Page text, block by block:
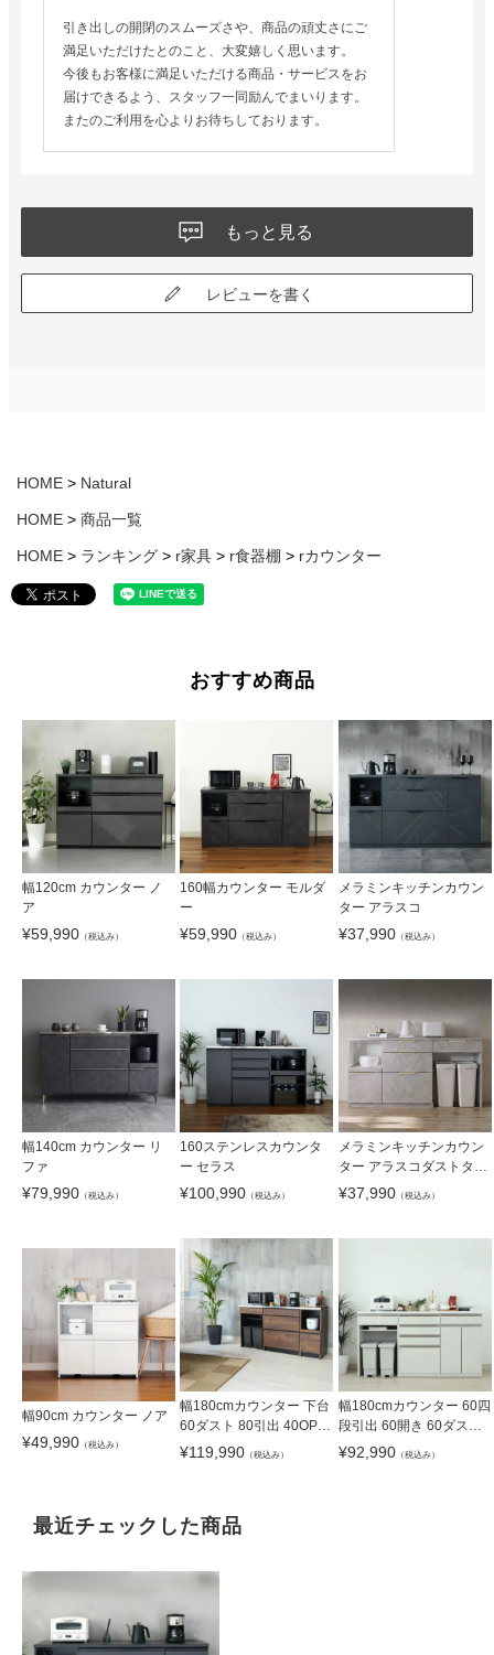
引き出しの開閉のスムーズさや、商品の頑丈さにご
満足いただけたとのこと、大変嬉しく思います。
今後もお客様に満足いただける商品・サービスをお
届けできるよう、スタッフ一同励んでまいります。
またのご利用を心よりお待ちしております。
もっと見る
レビューを書く
HOME Natural
HOME 商品一覧
HOME ランキング r家具 r食器棚 rカウンター
おすすめ商品
幅120cm カウンター ノ
ア
¥59,990 （税込み）
160幅カウンター モルダ
ー
¥59,990 （税込み）
メラミンキッチンカウン
ター アラスコ
¥37,990（税込み）
幅140cm カウンター リ
ファ
¥79,990 （税込み）
160ステンレスカウンタ
ー セラス
¥100,990 （税込み）
メラミンキッチンカウン
ター アラスコダストタイ
プ
¥37,990（税込み）
幅90cm カウンター ノア
¥49,990 （税込み）
幅180cmカウンター 下台
60ダスト 80引出 40OP
フォーガス
¥119,990 （税込み）
幅180cmカウンター 60四
段引出 60開き 60ダスト
ネオ
¥92,990（税込み）
最近チェックした商品